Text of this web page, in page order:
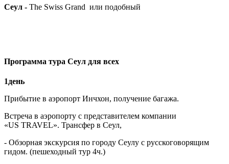
Сеул - The Swiss Grand или подобный
Программа тура Сеул для всех
1день
Прибытие в аэропорт Инчхон, получение багажа.
Встреча в аэропорту с представителем компании
«US TRAVEL». Трансфер в Сеул,
- Обзорная экскурсия по городу Сеулу с русскоговорящим
гидом. (пешеходный тур 4ч.)